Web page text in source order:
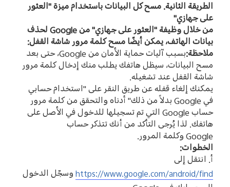
الطريقة الثانية.مسح كل البيانات باستخدام ميزة"العثور
على جهازي"
من خلال وظيفة"العثور على جهازي"منGoogleلحذف
بيانات الهاتف، يمكن أيضًا مسح كلمة مرور شاشة القفل:
ملاحظة:بسبب آليات حماية الأمان منGoogle، حتى بعد
مسح البيانات، سيظل هاتفك يطلب منك إدخال كلمة مرور
شاشة القفل عند تشغيله.
يمكنك إلغاء قفله عن طريق النقر على"استخدام حسابي
فيGoogleبدلاً من ذلك"أدناه والتحقق من كلمة مرور
حسابGoogle التي تم تسجيلها للدخول في الأصل على
هاتفك. لذا يُرجى التأكد من أنك تتذكر حساب
Googleوكلمة المرور.
الخطوات:
أ. انتقل إلى
https://www.google.com/android/findوسجّل الدخول